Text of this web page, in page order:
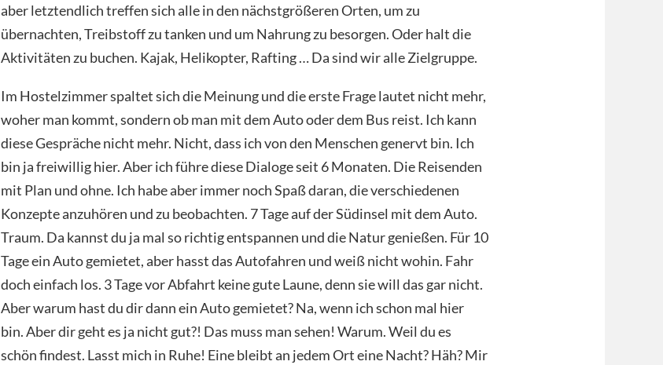
aber letztendlich treffen sich alle in den nächstgrößeren Orten, um zu
übernachten, Treibstoff zu tanken und um Nahrung zu besorgen. Oder halt die
Aktivitäten zu buchen. Kajak, Helikopter, Rafting … Da sind wir alle Zielgruppe.
Im Hostelzimmer spaltet sich die Meinung und die erste Frage lautet nicht mehr,
woher man kommt, sondern ob man mit dem Auto oder dem Bus reist. Ich kann
diese Gespräche nicht mehr. Nicht, dass ich von den Menschen genervt bin. Ich
bin ja freiwillig hier. Aber ich führe diese Dialoge seit 6 Monaten. Die Reisenden
mit Plan und ohne. Ich habe aber immer noch Spaß daran, die verschiedenen
Konzepte anzuhören und zu beobachten. 7 Tage auf der Südinsel mit dem Auto.
Traum. Da kannst du ja mal so richtig entspannen und die Natur genießen. Für 10
Tage ein Auto gemietet, aber hasst das Autofahren und weiß nicht wohin. Fahr
doch einfach los. 3 Tage vor Abfahrt keine gute Laune, denn sie will das gar nicht.
Aber warum hast du dir dann ein Auto gemietet? Na, wenn ich schon mal hier
bin. Aber dir geht es ja nicht gut?! Das muss man sehen! Warum. Weil du es
schön findest. Lasst mich in Ruhe! Eine bleibt an jedem Ort eine Nacht? Häh? Mir